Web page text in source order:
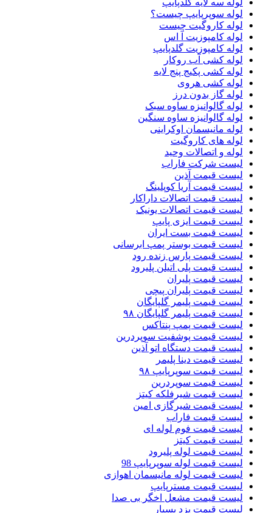
لوله سوپرپایپ چیست؟
لوله کاروگیت چیست
لوله کامپوزیت آ اس
لوله کامپوزیت گلدپایپ
لوله کشی آب روکار
لوله کشی پکیج پنج لایه
لوله کشی هروی
لوله گاز بدون درز
لوله گالوانیزه ساوه سبک
لوله گالوانیزه ساوه سنگین
لوله مانیسمان اوکراینی
لوله های کاروگیت
لوله و اتصالات وحید
لیست شرکت فاراب
لیست قیمت آذین
لیست قیمت آریا کوپلینگ
لیست قیمت اتصالات داراکار
لیست قیمت اتصالات یونیک
لیست قیمت ایزی پایپ
لیست قیمت بست ایران
لیست قیمت بوستر پمپ ابرسانی
لیست قیمت پارس زنده رود
لیست قیمت پلی اتیلن پلیرود
لیست قیمت پلیران
لیست قیمت پلیران پیچی
لیست قیمت پلیمر گلپایگان
لیست قیمت پلیمر گلپایگان ۹۸
لیست قیمت پمپ پنتاکس
لیست قیمت پوشفیت سوپردرین
لیست قیمت دستگاه اتو آذین
لیست قیمت دینا پلیمر
لیست قیمت سوپرپایپ ۹۸
لیست قیمت سوپردرین
لیست قیمت شیرفلکه کیتز
لیست قیمت شیرگازی امین
لیست قیمت فاراب
لیست قیمت فوم لوله ای
لیست قیمت کیتز
لیست قیمت لوله پلیرود
لیست قیمت لوله سوپرپایپ 98
لیست قیمت لوله مانیسمان اهوازی
لیست قیمت مسترپایپ
لیست قیمت مشعل اخگر بی صدا
لیست قیمت یزد بسپار